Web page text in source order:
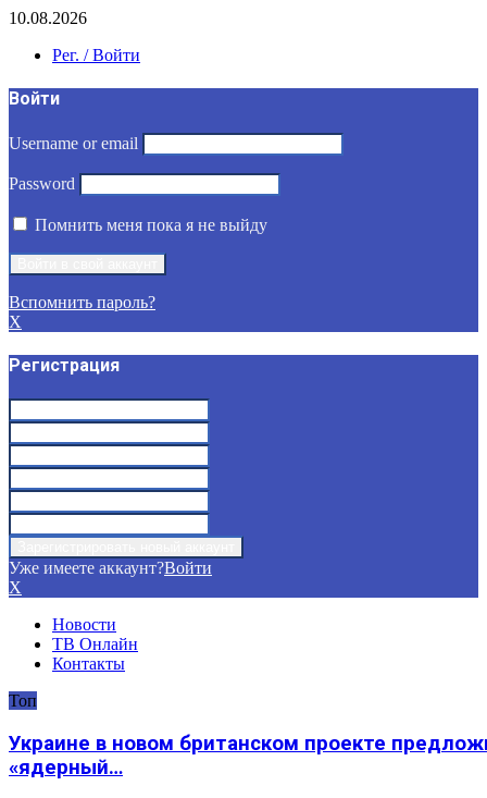
10.08.2026
Рег. / Войти
Войти
Username or email
Password
Помнить меня пока я не выйду
Вспомнить пароль?
X
Регистрация
Уже имеете аккаунт?Войти
X
Новости
ТВ Онлайн
Контакты
Топ
Украине в новом британском проекте
«ядерный…